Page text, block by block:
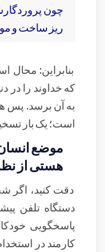
چون
ريز ساخت و
بنابراین:
که خداوند را در
به آن برسد. پس
است؛ یک بار
موضع
هستی از
دقت کنید، اگر
دستگاه تلفن
پاسخگویی
کارمند در